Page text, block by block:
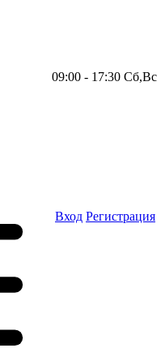
09:00 - 17:30 Сб,Вс
Вход Регистрация